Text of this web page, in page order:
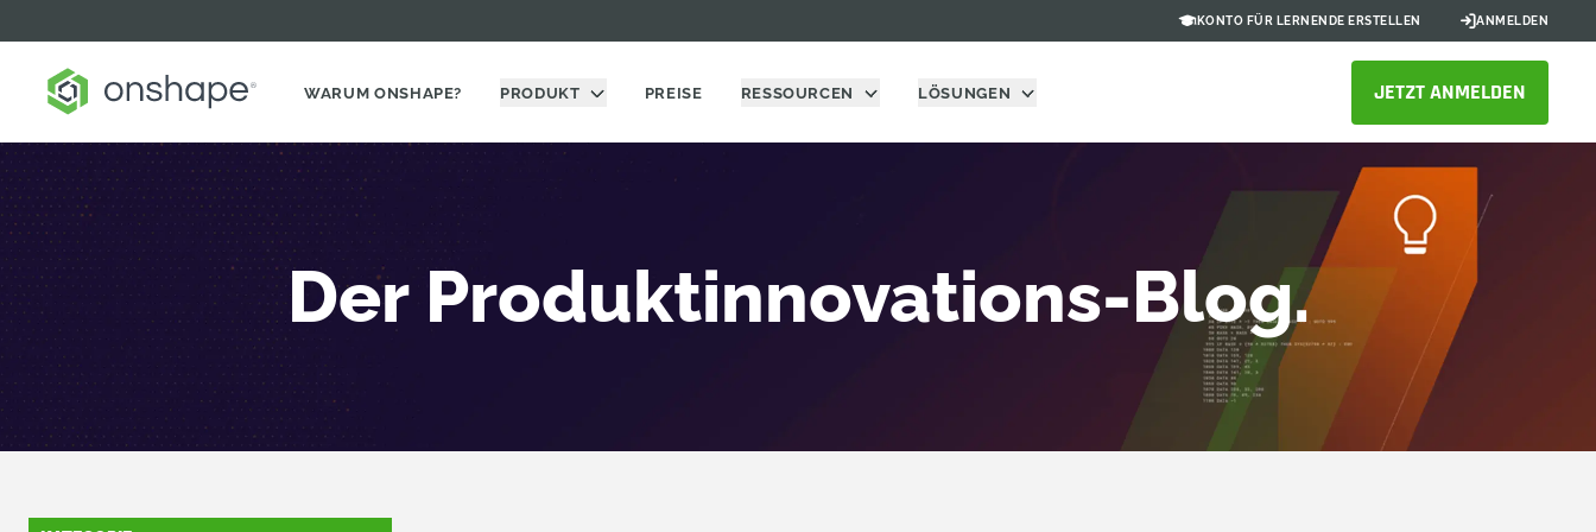
KONTO FÜR LERNENDE ERSTELLEN ANMELDEN
WARUM ONSHAPE? PRODUKT PREISE RESSOURCEN LÖSUNGEN JETZT ANMELDEN
Der Produktinnovations-Blog.